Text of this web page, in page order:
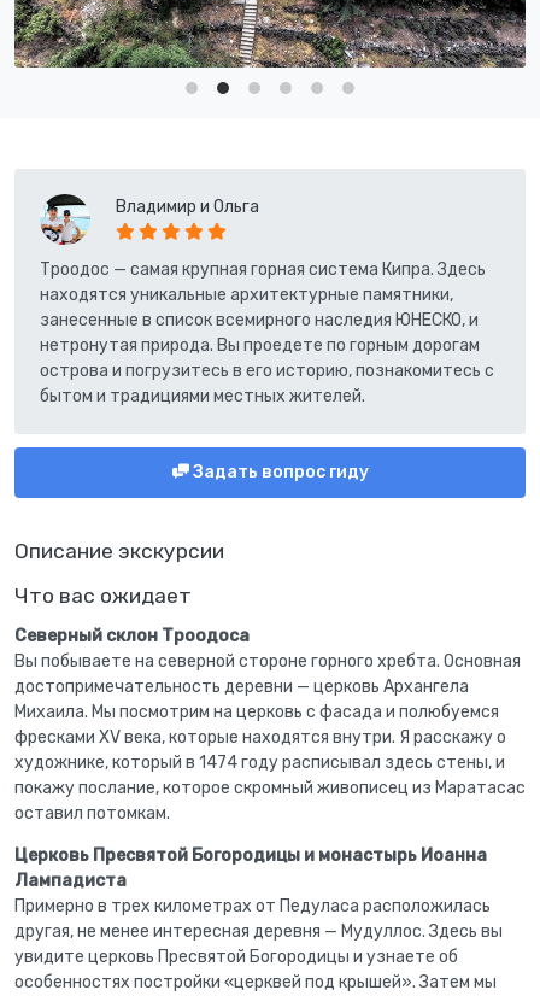
Описание экскурсии
Что вас ожидает
Северный склон Троодоса
Вы побываете на северной стороне горного хребта. Основная
достопримечательность деревни — церковь Архангела
Михаила. Мы посмотрим на церковь с фасада и полюбуемся
фресками ХV века, которые находятся внутри. Я расскажу о
художнике, который в 1474 году расписывал здесь стены, и
покажу послание, которое скромный живописец из Маратасас
оставил потомкам.
Церковь Пресвятой Богородицы и монастырь Иоанна
Лампадиста
Примерно в трех километрах от Педуласа расположилась
другая, не менее интересная деревня — Мудуллос. Здесь вы
увидите церковь Пресвятой Богородицы и узнаете об
особенностях постройки «церквей под крышей». Затем мы
Владимир и Ольга
Троодос — самая крупная горная система Кипра. Здесь
находятся уникальные архитектурные памятники,
занесенные в список всемирного наследия ЮНЕСКО, и
нетронутая природа. Вы проедете по горным дорогам
острова и погрузитесь в его историю, познакомитесь с
бытом и традициями местных жителей.
Задать вопрос гиду